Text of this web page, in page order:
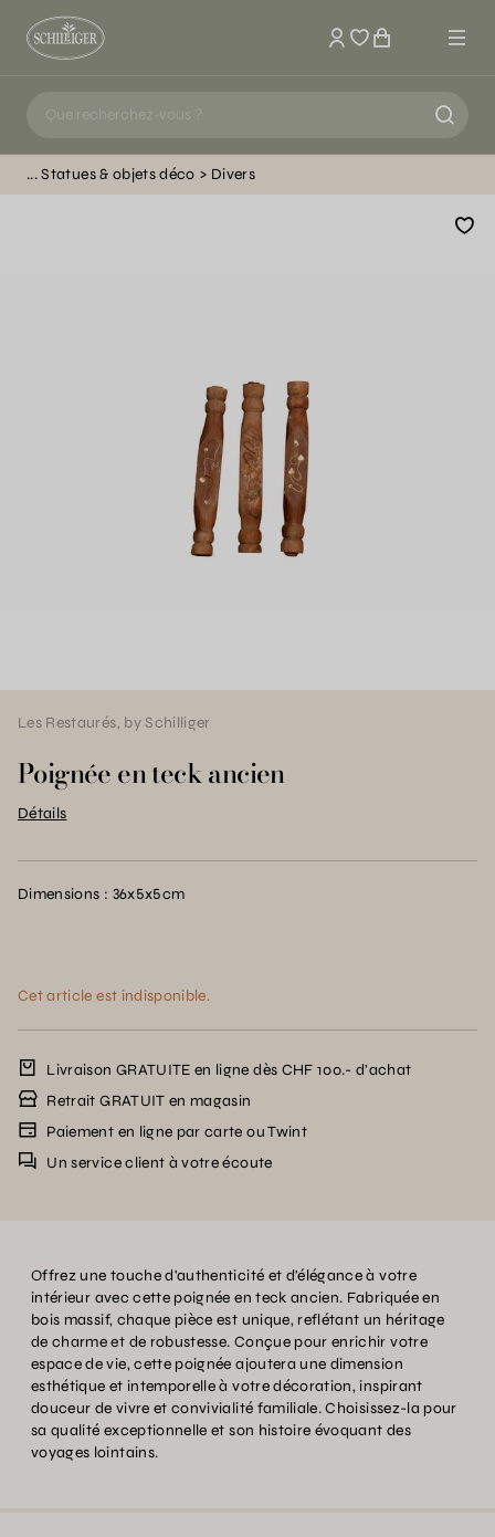
Mon compte
Statues & objets déco Divers
Les Restaurés, by Schilliger
Poignée en teck ancien
Détails
Dimensions : 36x5x5cm
Cet article est indisponible.
Livraison GRATUITE en ligne dès CHF 100.- d’achat
Retrait GRATUIT en magasin
Paiement en ligne par carte ou Twint
Un service client à votre écoute
Offrez une touche d'authenticité et d'élégance à votre
intérieur avec cette poignée en teck ancien. Fabriquée en
bois massif, chaque pièce est unique, reflétant un héritage
de charme et de robustesse. Conçue pour enrichir votre
espace de vie, cette poignée ajoutera une dimension
esthétique et intemporelle à votre décoration, inspirant
douceur de vivre et convivialité familiale. Choisissez-la pour
sa qualité exceptionnelle et son histoire évoquant des
voyages lointains.